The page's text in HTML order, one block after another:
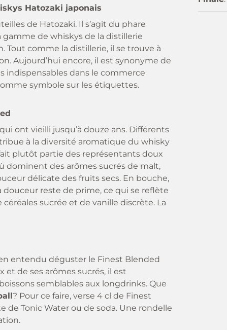
Hatozaki japonais
de Hatozaki. Il s’agit du phare
de whiskys de la distillerie
Tout comme la distillerie, il se trouve à
Aujourd’hui encore, il est synonyme de
indispensables dans le commerce
symbole sur les étiquettes.
ont vieilli jusqu’à douze ans. Différents
à la diversité aromatique du whisky
plutôt partie des représentants doux
dominent des arômes sucrés de malt,
délicate des fruits secs. En bouche,
reste de prime, ce qui se reflète
sucrée et de vanille discrète. La
entendu déguster le Finest Blended
et de ses arômes sucrés, il est
semblables aux longdrinks. Que
? Pour ce faire, verse 4 cl de Finest
Tonic Water ou de soda. Une rondelle